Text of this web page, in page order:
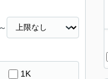
～
1K